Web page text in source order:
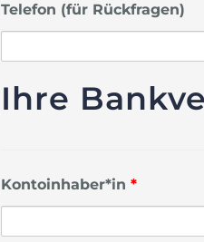
Telefon (für Rückfragen)
Ihre
Kontoinhaber*in *